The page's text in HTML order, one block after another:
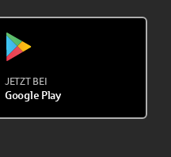
JETZT BEI
Google Play